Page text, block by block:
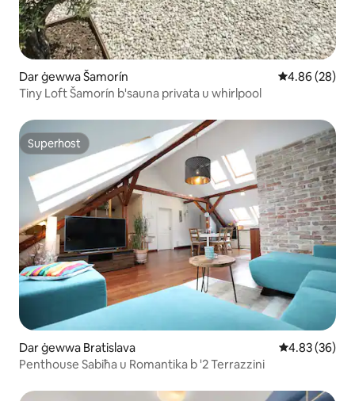
Dar ġewwa Šamorín Rating medju
4.86 (28)
Tiny Loft Šamorín b'sauna privata u whirlpool
Superhost
Superhost
Dar ġewwa Bratislava Rating medju
4.83 (36)
Penthouse Sabiħa u Romantika b '2 Terrazzini